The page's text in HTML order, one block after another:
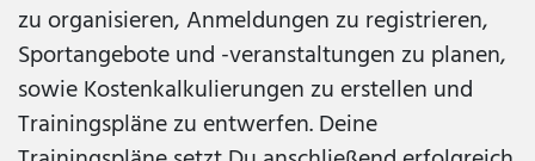
zu organisieren, Anmeldungen zu registrieren,
Sportangebote und -veranstaltungen zu planen,
sowie Kostenkalkulierungen zu erstellen und
Trainingspläne zu entwerfen. Deine